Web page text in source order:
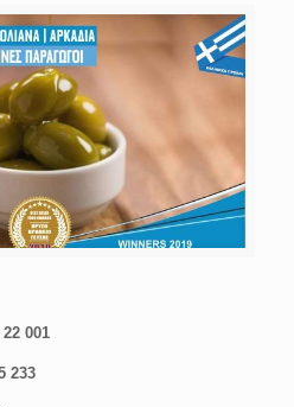
001
233